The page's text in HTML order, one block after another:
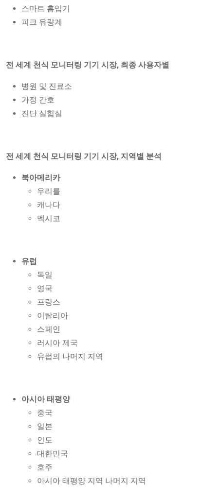
스마트 흡입기
피크 유량계
전 세계 천식 모니터링 기기 시장, 최종 사용자별
병원 및 진료소
가정 간호
진단 실험실
전 세계 천식 모니터링 기기 시장, 지역별 분석
북아메리카
우리를
캐나다
멕시코
유럽
독일
영국
프랑스
이탈리아
스페인
러시아 제국
유럽의 나머지 지역
아시아 태평양
중국
일본
인도
대한민국
호주
아시아 태평양 지역 나머지 지역